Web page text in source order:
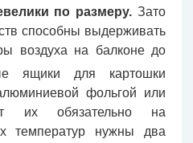
по размеру. Зато
способны выдерживать
воздуха на балконе до
ящики для картошки
фольгой или
их обязательно на
температур нужны два